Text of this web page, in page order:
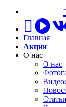
Главная
Акции
О нас
О нас
Статьи